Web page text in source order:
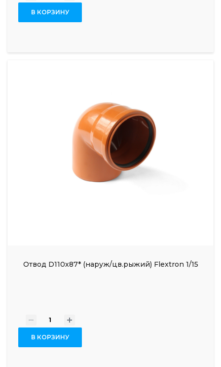
В КОРЗИНУ
Отвод D110х87* (наруж/цв.рыжий) Flextron 1/15
- +
В КОРЗИНУ